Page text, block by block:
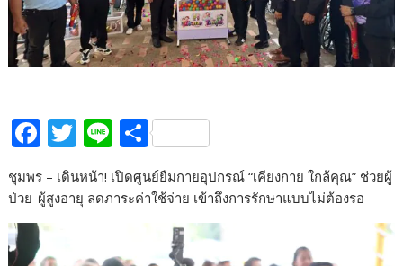
F
ac
e
b
o
T
w
itt
er
Li
n
e
S
h
ar
ชุมพร – เดินหน้า! เปิดศูนย์ยืมกายอุปกรณ์ “เคียงกาย ใกล้คุณ” ช่วยผู้
ป่วย-ผู้สูงอายุ ลดภาระค่าใช้จ่าย เข้าถึงการรักษาแบบไม่ต้องรอ